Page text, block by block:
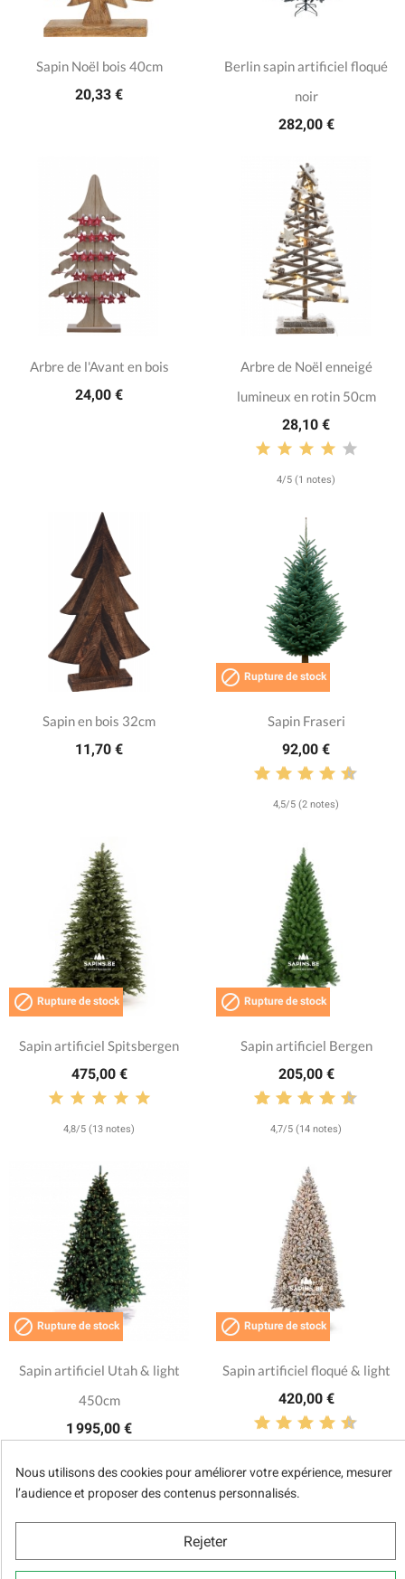
Sapin Noël bois 40cm
20,33 €
Berlin sapin artificiel floqué
noir
282,00 €
Arbre de l'Avant en bois
24,00 €
Arbre de Noël enneigé
lumineux en rotin 50cm
28,10 €
4/5 (1 notes)
Sapin en bois 32cm
11,70 €
 Rupture de stock
Sapin Fraseri
92,00 €
4,5/5 (2 notes)
 Rupture de stock
Sapin artificiel Spitsbergen
475,00 €
4,8/5 (13 notes)
 Rupture de stock
Sapin artificiel Bergen
205,00 €
4,7/5 (14 notes)
 Rupture de stock
Sapin artificiel Utah & light
450cm
1 995,00 €
 Rupture de stock
Sapin artificiel floqué & light
420,00 €
SUR DEMANDE
Nous utilisons des cookies pour améliorer votre expérience, mesurer
l’audience et proposer des contenus personnalisés.
Rejeter